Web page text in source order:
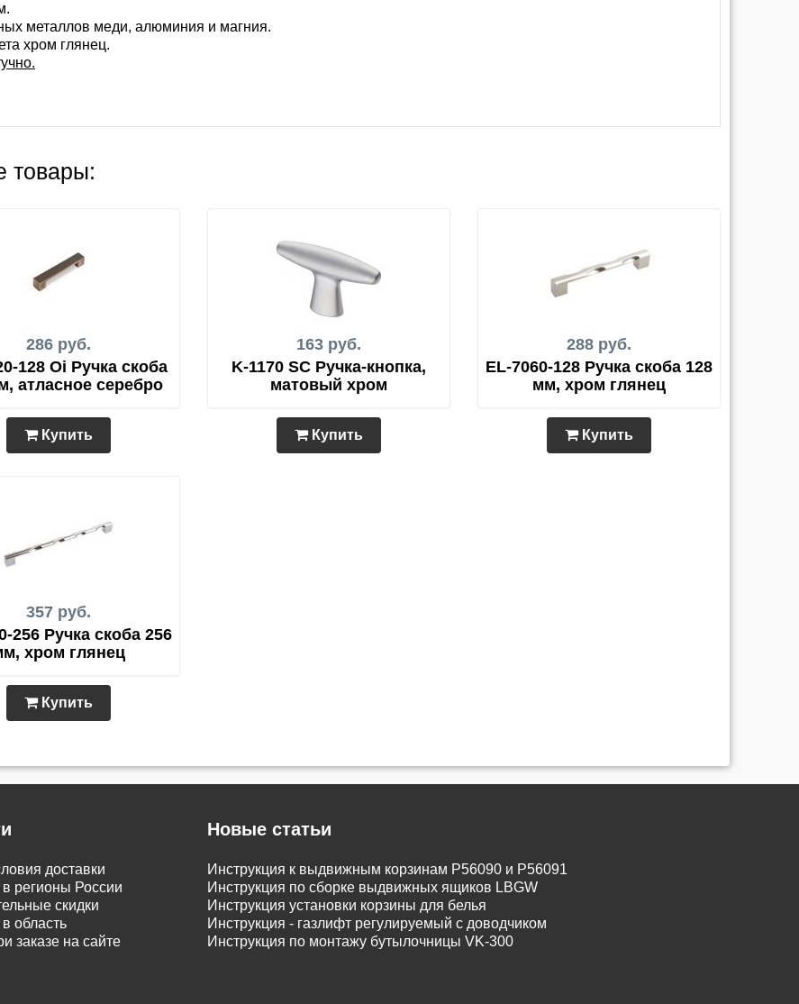
металлов меди, алюминия и магния.
хром глянец.
товары:
286 руб.
128 Oi Ручка скоба
атласное серебро
Купить
163 руб.
K-1170 SC Ручка-кнопка,
матовый хром
Купить
288 руб.
EL-7060-128 Ручка скоба 128
мм, хром глянец
Купить
357 руб.
256 Ручка скоба 256
хром глянец
Купить
доставки
регионы России
скидки
область
заказе на сайте
Новые статьи
Инструкция к выдвижным корзинам P56090 и P56091
Инструкция по сборке выдвижных ящиков LBGW
Инструкция установки корзины для белья
Инструкция - газлифт регулируемый с доводчиком
Инструкция по монтажу бутылочницы VK-300